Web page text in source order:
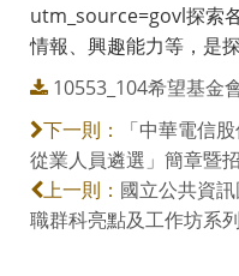
utm_source=govl探索
情報、興趣能力等，是
10553_104希望基金
下一則：
「中華電信
從業人員遴選」簡章暨
上一則： 國立公共資
職群科亮點及工作坊系